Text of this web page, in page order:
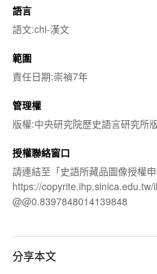
語言
語文:chi-漢文
範圍
責任日期:崇禎7年
管理權
版權:中央研究院歷史語言研究所
授權聯絡窗口
請連結至「史語所藏品圖像授權
https://
@@0.8397848014139848
分享本文